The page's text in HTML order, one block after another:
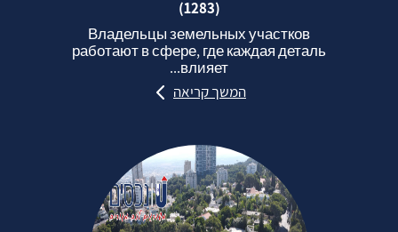
(1283)
Владельцы земельных участков
работают в сфере, где каждая деталь
влияет...
המשך קריאה